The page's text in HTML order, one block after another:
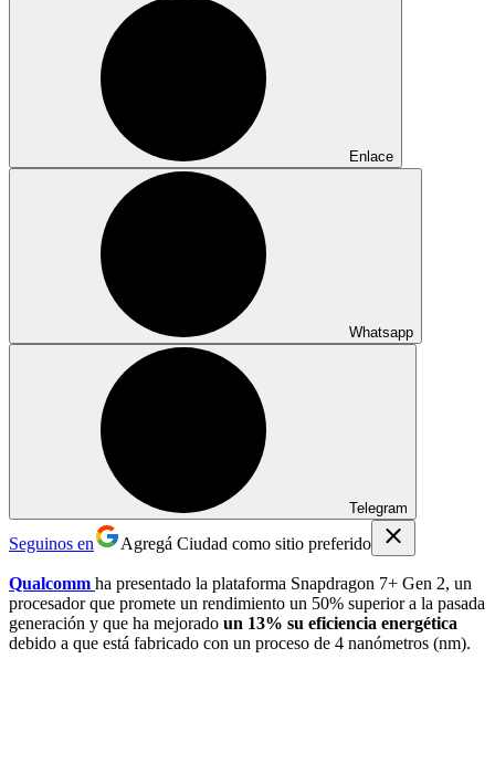
Enlace
Whatsapp
Telegram
Seguinos en Agregá Ciudad como sitio preferido
Qualcomm ha presentado la plataforma Snapdragon 7+ Gen 2, un
procesador que promete un rendimiento un 50% superior a la pasada
generación y que ha mejorado un 13% su eficiencia energética
debido a que está fabricado con un proceso de 4 nanómetros (nm).